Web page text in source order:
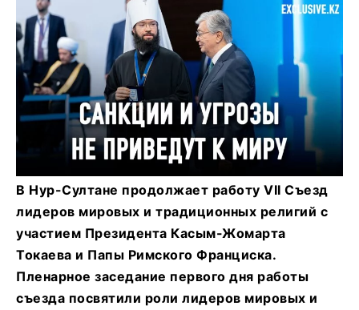
В Нур-Султане продолжает работу VII Съезд
лидеров мировых и традиционных религий с
участием Президента Касым-Жомарта
Токаева и Папы Римского Франциска.
Пленарное заседание первого дня работы
съезда посвятили роли лидеров мировых и